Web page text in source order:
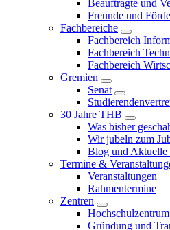
Beauftragte und
Freunde und
Fachbereiche
Fachbereich
Fachbereich
Fachbereich
Gremien
Senat
30 Jahre THB
Was bisher
Wir jubeln zum
Blog und Aktuelle
Termine &
Veranstaltungen
Rahmentermine
Zentren
Gründung und